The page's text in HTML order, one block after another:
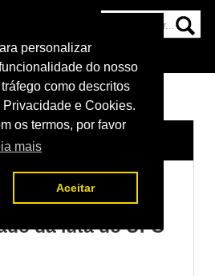
personalizar
do nosso
como descritos
e Cookies.
os termos, por favor
mais
Aceitar
NOTÍCIAS
supera Jianping
da luta do UFC